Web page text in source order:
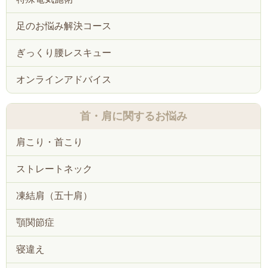
足のお悩み解決コース
ぎっくり腰レスキュー
オンラインアドバイス
首・肩に関するお悩み
肩こり・首こり
ストレートネック
凍結肩（五十肩）
顎関節症
寝違え